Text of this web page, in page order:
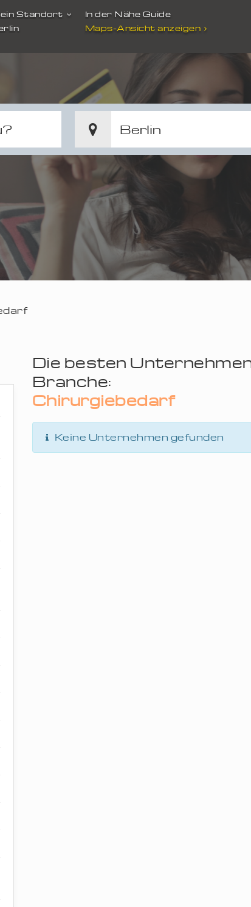
Standort
In der Nähe Guide
Maps-Ansicht anzeigen
Die besten
Branche:
Chirurgiebedarf
Keine Unternehmen gefunden